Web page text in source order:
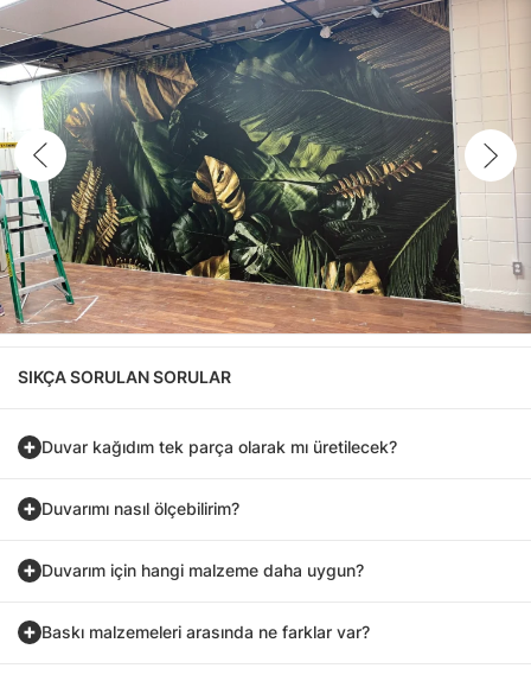
SIKÇA SORULAN SORULAR
Duvar kağıdım tek parça olarak mı üretilecek?
Duvarımı nasıl ölçebilirim?
Duvarım için hangi malzeme daha uygun?
Baskı malzemeleri arasında ne farklar var?